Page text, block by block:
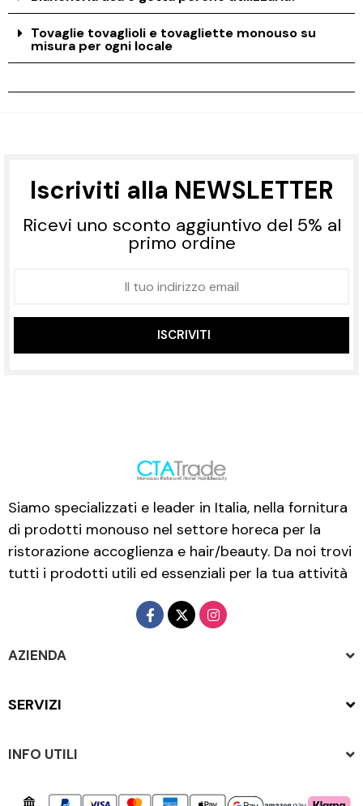
Tovaglie tovaglioli e tovagliette monouso su
misura per ogni locale
Iscriviti alla NEWSLETTER
Ricevi uno sconto aggiuntivo del 5% al
primo ordine
ISCRIVITI
Siamo specializzati e leader in Italia, nella fornitura
di prodotti monouso nel settore horeca per la
ristorazione accoglienza e hair/beauty. Da noi trovi
tutti i prodotti utili ed essenziali per la tua attività
AZIENDA
SERVIZI
INFO UTILI